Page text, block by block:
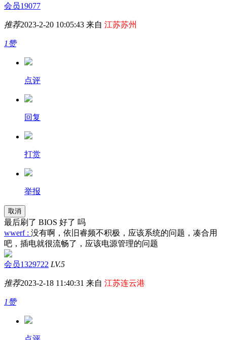
会员19077
推荐2023-2-20 10:05:43 来自 江苏苏州
1赞
点评
回复
打赏
举报
取消
最后刷了 BIOS 好了 吗
wwerf : 没有啊，依旧睿频不积极，应该系统的问题，凑合用
吧，插电就很流畅了，应该电源管理的问题
会员1329722 LV.5
推荐2023-2-18 11:40:31 来自 江苏连云港
1赞